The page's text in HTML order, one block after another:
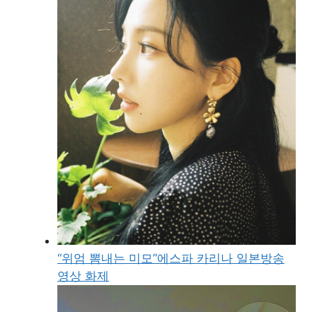
“위엄 뽐내는 미모”에스파 카리나 일본방송
영상 화제